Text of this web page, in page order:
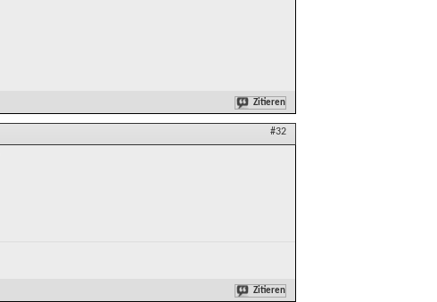
Zitieren
#32
Zitieren